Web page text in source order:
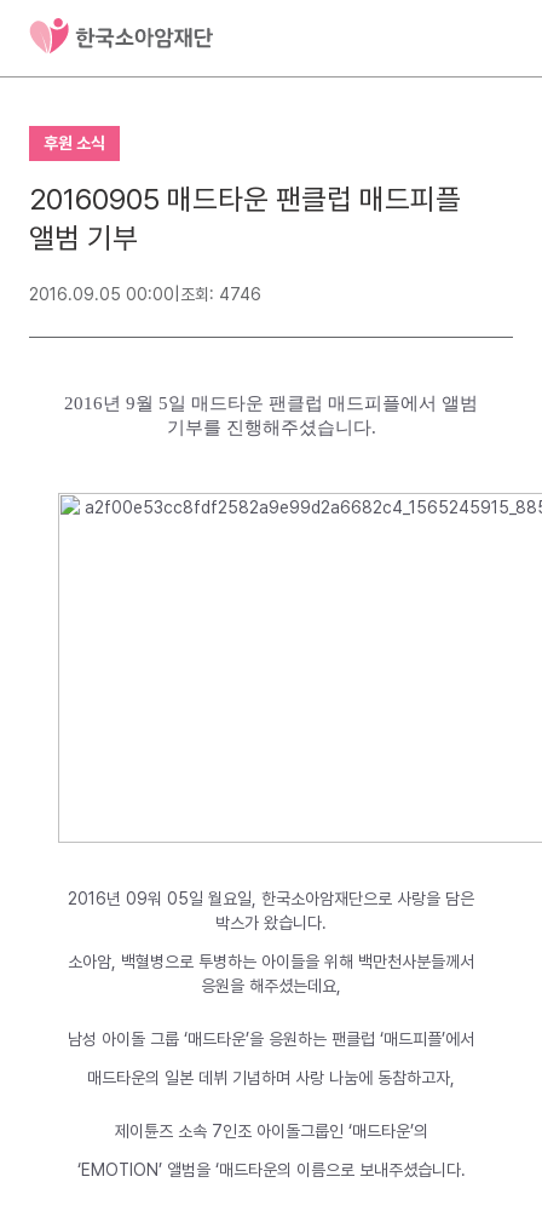
후원 소식
20160905 매드타운 팬클럽 매드피플
앨범 기부
2016.09.05 00:00 조회: 4746
2016년 9월 5일 매드타운 팬클럽 매드피플에서 앨범
기부를 진행해 주셨습니다.
2016년 09워 05일 월요일, 한국소아암재단으로 사랑을 담은
박스가 왔습니다.
소아암, 백혈병으로 투병하는 아이들을 위해 백만천사분들께서
응원을 해주셨는데요,
남성 아이돌 그룹 ‘매드타운’을 응원하는 팬클럽 ‘매드피플’에서
매드타운의 일본 데뷔 기념하며 사랑 나눔에 동참하고자,
제이튠즈 소속 7인조 아이돌그룹인 ‘매드타운’의
‘EMOTION’ 앨범을 ‘매드타운의 이름으로 보내주셨습니다.